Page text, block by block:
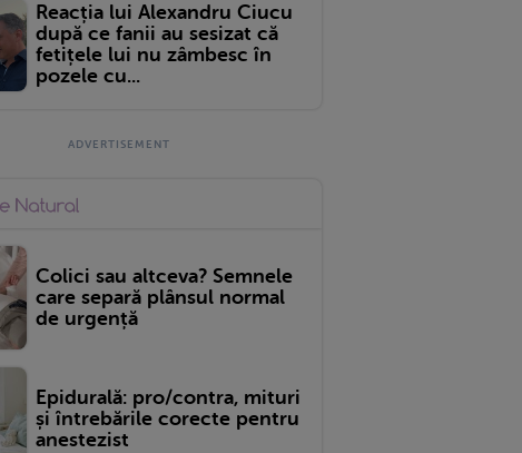
Reacția lui Alexandru Ciucu
după ce fanii au sesizat că
fetițele lui nu zâmbesc în
pozele cu...
Colici sau altceva? Semnele
care separă plânsul normal
de urgență
Epidurală: pro/contra, mituri
și întrebările corecte pentru
anestezist